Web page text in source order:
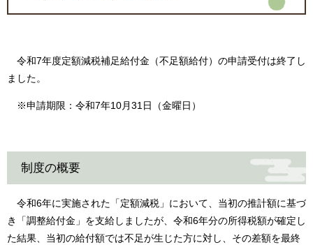
令和7年度定額減税補足給付金（不足額給付）の申請受付は終了し
ました。
※申請期限：令和7年10月31日（金曜日）
制度の概要
令和6年に実施された「定額減税」において、当初の推計額に基づ
き「調整給付金」を支給しましたが、令和6年分の所得税額が確定し
た結果、当初の給付額では不足が生じた方に対し、その差額を最終